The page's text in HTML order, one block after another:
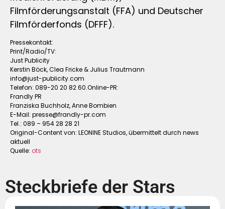
Filmförderungsanstalt (FFA) und Deutscher
Filmförderfonds (DFFF).
Pressekontakt:
Print/Radio/TV:
Just Publicity
Kerstin Böck, Clea Fricke & Julius Trautmann
info@just-publicity.com
Telefon: 089-20 20 82 60.Online-PR:
Frandly PR
Franziska Buchholz, Anne Bombien
E-Mail: presse@frandly-pr.com
Tel.: 089 – 954 28 28 21
Original-Content von: LEONINE Studios, übermittelt durch news
aktuell
Quelle: ots
Steckbriefe der Stars